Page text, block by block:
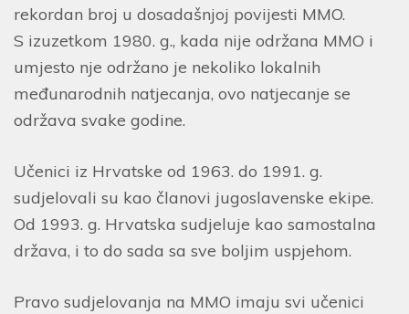
rekordan broj u dosadašnjoj povijesti MMO.
S izuzetkom 1980. g., kada nije održana MMO i
umjesto nje održano je nekoliko lokalnih
međunarodnih natjecanja, ovo natjecanje se
održava svake godine.
Učenici iz Hrvatske od 1963. do 1991. g.
sudjelovali su kao članovi jugoslavenske ekipe.
Od 1993. g. Hrvatska sudjeluje kao samostalna
država, i to do sada sa sve boljim uspjehom.
Pravo sudjelovanja na MMO imaju svi učenici